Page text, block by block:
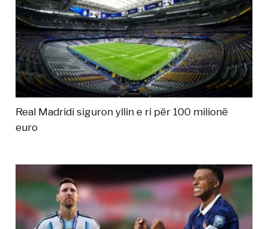
Real Madridi siguron yllin e ri për 100 milionë
euro